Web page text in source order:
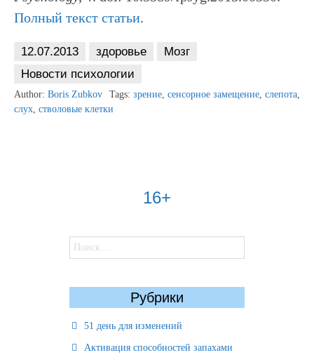
Полный текст статьи.
12.07.2013 здоровье
Мозг
Новости психологии
Author: Boris Zubkov Tags: зрение, сенсорное замещение, слепота,
слух, стволовые клетки
16+
Найти:
Рубрики
51 день для изменений
Активация способностей запахами